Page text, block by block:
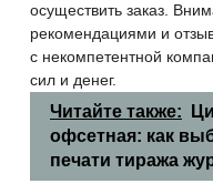
осуществить заказ.
рекомендациями и
с некомпетентной
сил и денег.
Читайте также:
офсетная: как
печати тиража